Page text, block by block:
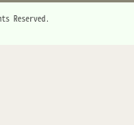
Reserved.